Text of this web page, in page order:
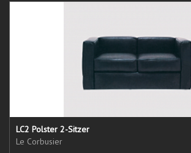
LC2 Polster 2-Sitzer
Le Corbusier